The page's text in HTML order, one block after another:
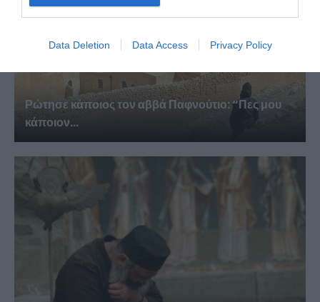
Data Deletion Data Access Privacy Policy
Ρώτησε κάποιος τον αββά Παφνούτιο: “Πες μου
κάποιον...